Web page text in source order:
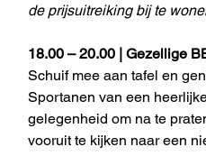
de prijsuitreiking bij te
18.00 – 20.00 | Gezellige
Schuif mee aan tafel en
Sportanen van een
gelegenheid om na te
vooruit te kijken naar een